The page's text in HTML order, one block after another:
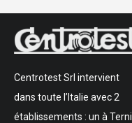
Centrotest Srl intervient
dans toute l’Italie avec 2
établissements : un à Terni